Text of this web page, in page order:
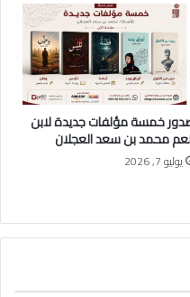
خمسة مؤلفات جديدة لابن
محمد بن سعد العجلان
يوليو 7, 2026